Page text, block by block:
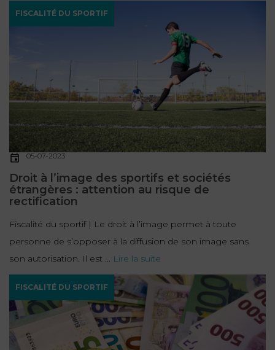
FISCALITÉ DU SPORTIF
05-07-2023
Droit à l’image des sportifs et sociétés
étrangères : attention au risque de
rectification
Fiscalité du sportif | Le droit à l’image permet à toute
personne de s’opposer à la diffusion de son image sans
son autorisation. Il est ... Lire la suite
FISCALITÉ DU SPORTIF